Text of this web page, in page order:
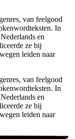
van feelgood
In
en
ze bij
leiden naar
van feelgood
In
en
ze bij
leiden naar